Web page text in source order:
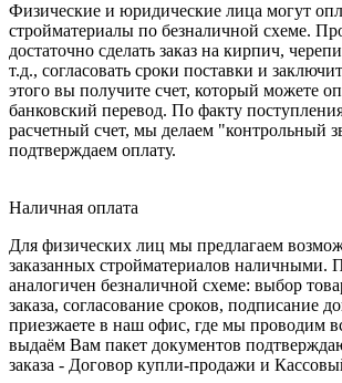
Физические и юридические лица могут
стройматериалы по безналичной схеме.
достаточно сделать заказ на кирпич,
т.д., согласовать сроки поставки и
этого вы получите счет, который можете
банковский перевод. По факту
расчетный счет, мы делаем "контрольный
подтверждаем оплату.
Наличная оплата
Для физических лиц мы предлагаем
заказанных стройматериалов наличными.
аналогичен безналичной схеме: выбор
заказа, согласование сроков, подписание
приезжаете в наш офис, где мы проводим
выдаём Вам пакет документов
заказа - Договор купли-продажи и